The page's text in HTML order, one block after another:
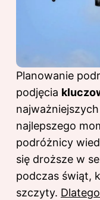
Planowanie
podjęcia
najlepszego
podróżnicy
się droższe w
podczas świąt,
szczyty.